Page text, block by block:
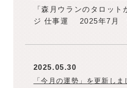
「森月ウランのタロット
ジ 仕事運 2025年7月
2025.05.30
「今月の運勢」を更新しま